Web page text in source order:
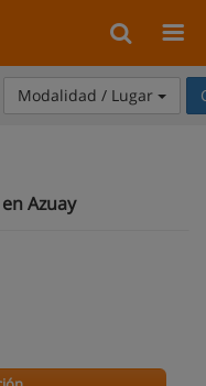
Modalidad / Lugar
Azuay